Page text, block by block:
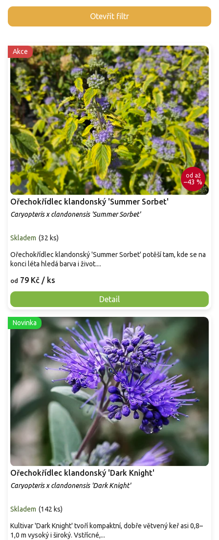
Otevřít filtr
V
ý
i
p
o
d
u
k
t
ů
Akce
od až
–43 %
Ořechokřídlec klandonský 'Summer Sorbet'
Caryopteris x clandonensis 'Summer Sorbet'
Skladem (32 ks)
od 79 Kč / ks
Detail
Ořechokřídlec klandonský 'Summer Sorbet' potěší tam, kde se na
konci léta hledá barva i život....
Novinka
Ořechokřídlec klandonský 'Dark Knight'
Caryopteris x clandonensis 'Dark Knight'
Skladem (142 ks)
Kultivar 'Dark Knight' tvoří kompaktní, dobře větvený keř asi 0,8–
1,0 m vysoký i široký. Vstřícné,...